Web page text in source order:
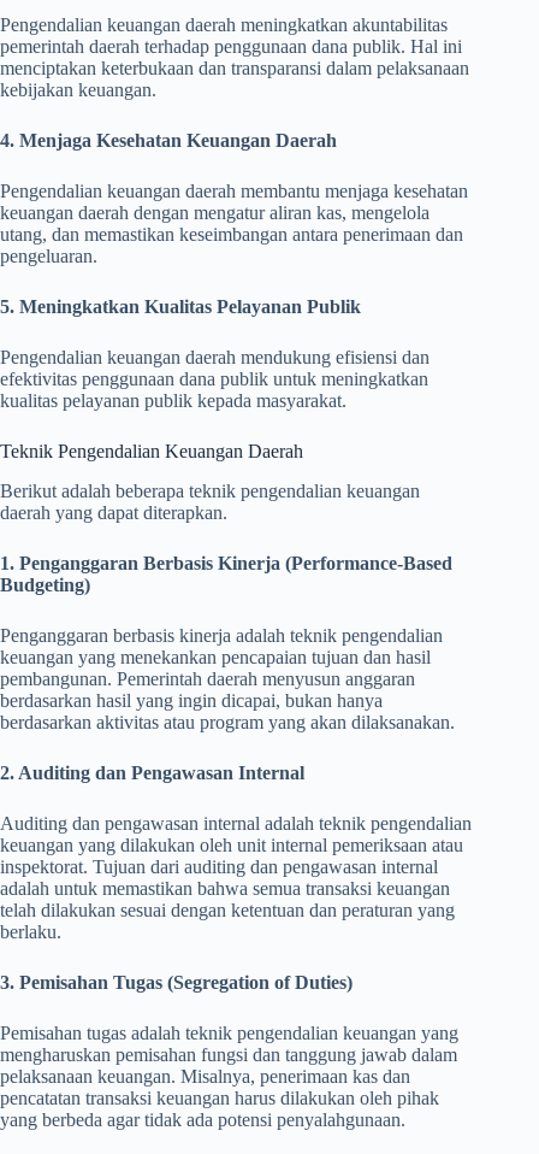
Pengendalian keuangan daerah meningkatkan akuntabilitas
pemerintah daerah terhadap penggunaan dana publik. Hal ini
menciptakan keterbukaan dan transparansi dalam pelaksanaan
kebijakan keuangan.
4. Menjaga Kesehatan Keuangan Daerah
Pengendalian keuangan daerah membantu menjaga kesehatan
keuangan daerah dengan mengatur aliran kas, mengelola
utang, dan memastikan keseimbangan antara penerimaan dan
pengeluaran.
5. Meningkatkan Kualitas Pelayanan Publik
Pengendalian keuangan daerah mendukung efisiensi dan
efektivitas penggunaan dana publik untuk meningkatkan
kualitas pelayanan publik kepada masyarakat.
Teknik Pengendalian Keuangan Daerah
Berikut adalah beberapa teknik pengendalian keuangan
daerah yang dapat diterapkan.
1. Penganggaran Berbasis Kinerja (Performance-Based
Budgeting)
Penganggaran berbasis kinerja adalah teknik pengendalian
keuangan yang menekankan pencapaian tujuan dan hasil
pembangunan. Pemerintah daerah menyusun anggaran
berdasarkan hasil yang ingin dicapai, bukan hanya
berdasarkan aktivitas atau program yang akan dilaksanakan.
2. Auditing dan Pengawasan Internal
Auditing dan pengawasan internal adalah teknik pengendalian
keuangan yang dilakukan oleh unit internal pemeriksaan atau
inspektorat. Tujuan dari auditing dan pengawasan internal
adalah untuk memastikan bahwa semua transaksi keuangan
telah dilakukan sesuai dengan ketentuan dan peraturan yang
berlaku.
3. Pemisahan Tugas (Segregation of Duties)
Pemisahan tugas adalah teknik pengendalian keuangan yang
mengharuskan pemisahan fungsi dan tanggung jawab dalam
pelaksanaan keuangan. Misalnya, penerimaan kas dan
pencatatan transaksi keuangan harus dilakukan oleh pihak
yang berbeda agar tidak ada potensi penyalahgunaan.